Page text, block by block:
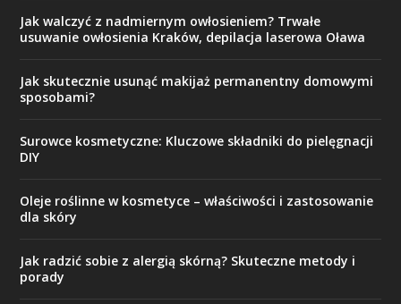
Jak walczyć z nadmiernym owłosieniem? Trwałe
usuwanie owłosienia Kraków, depilacja laserowa Oława
Jak skutecznie usunąć makijaż permanentny domowymi
sposobami?
Surowce kosmetyczne: Kluczowe składniki do pielęgnacji
DIY
Oleje roślinne w kosmetyce – właściwości i zastosowanie
dla skóry
Jak radzić sobie z alergią skórną? Skuteczne metody i
porady